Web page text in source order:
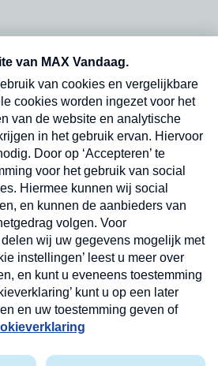
en dinsdagochtend in
Verzend
abonnement op onze
en dinsdagochtend in uw